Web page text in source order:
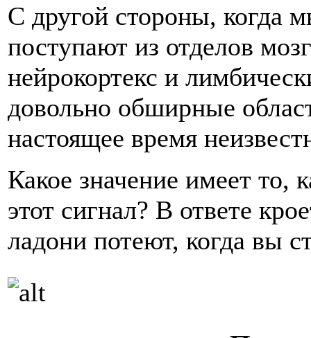
С другой стороны, когда
поступают из отделов
нейрокортекс и
довольно обширные
настоящее время
Какое значение имеет то,
этот сигнал? В ответе
ладони потеют, когда вы